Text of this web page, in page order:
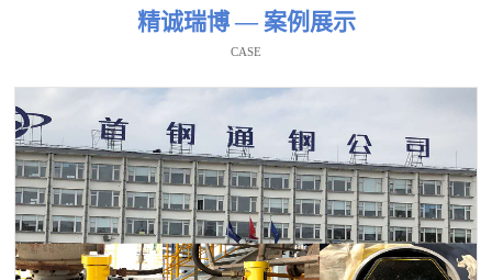
精诚瑞博 — 案例展示
CASE